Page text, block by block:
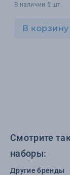
В наличии 5 шт.
В корзину
Смотрите
наборы:
Другие бренды